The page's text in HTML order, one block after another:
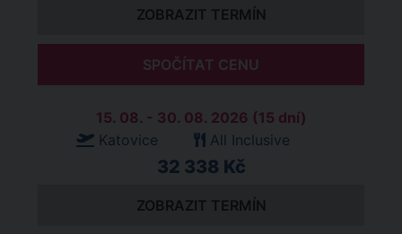
ZOBRAZIT TERMÍN
SPOČÍTAT CENU
15. 08. - 30. 08. 2026 (15 dní)
Katovice
All Inclusive
32 338 Kč
ZOBRAZIT TERMÍN